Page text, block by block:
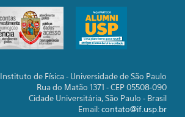
Instituto de Física - Universidade de São Paulo
Rua do Matão 1371 - CEP 05508-090
Cidade Universitária, São Paulo - Brasil
Email:contato@if.usp.br